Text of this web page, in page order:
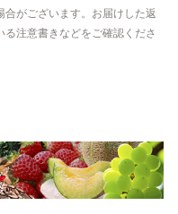
がございます。お届けした返
注意書きなどをご確認くださ